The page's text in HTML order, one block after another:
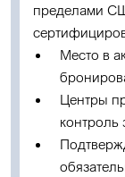
пределами
Место в
Центры
контроль